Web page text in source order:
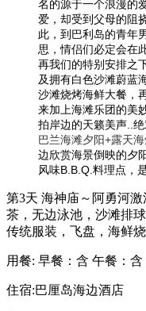
名的源于一个浪漫的
爱，却受到父母的阻
此，到巴利岛的青年
思，情侣们必定会在
再我们的特别安排之
及拥有白色沙滩蔚蓝
沙滩烧烤海鲜大餐，
来加上海滩乐团的美
拍岸边的天籁美声..
巴兰海滩夕阳+露天
边欣赏海景倒映的夕
风味B.B.Q.料理点，
第3天 海神庙～阿勇河
茶，无边泳池，沙滩排
传统服装，飞盘，海鲜
用餐: 早餐：含 午餐：含
住宿:巴厘岛海边酒店